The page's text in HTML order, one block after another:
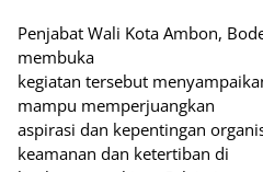
Penjabat Wali Kota Ambon,
membuka
kegiatan tersebut
mampu memperjuangkan
aspirasi dan kepentingan
keamanan dan ketertiban di